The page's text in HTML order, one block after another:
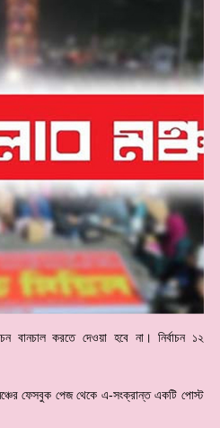
বানচাল করতে দেওয়া হবে না। নির্বাচন ১২
ফেসবুক পেজ থেকে এ-সংক্রান্ত একটি পোস্ট